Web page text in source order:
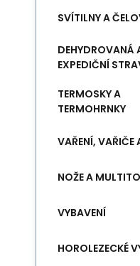
SVÍTILNY A
DEHYDROVANÁ
EXPEDIČNÍ
TERMOSKY A
TERMOHRNKY
VAŘENÍ, VAŘIČE
NOŽE A
VYBAVENÍ
HOROLEZECKÉ